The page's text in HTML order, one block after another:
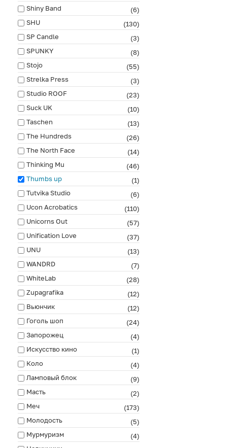
Shiny Band
(6)
SHU
(130)
SP Candle
(3)
SPUNKY
(8)
Stojo
(55)
Strelka Press
(3)
Studio ROOF
(23)
Suck UK
(10)
Taschen
(13)
The Hundreds
(26)
The North Face
(14)
Thinking Mu
(46)
Thumbs up
(1)
Tutvika Studio
(6)
Ucon Acrobatics
(110)
Unicorns Out
(57)
Unification Love
(37)
UNU
(13)
WANDRD
(7)
WhiteLab
(28)
Zupagrafika
(12)
Вьюнчик
(12)
Гоголь шоп
(24)
Запорожец
(4)
Искусство кино
(1)
Коло
(4)
Ламповый блок
(9)
Масть
(2)
Меч
(173)
Молодость
(5)
Мурмуризм
(4)